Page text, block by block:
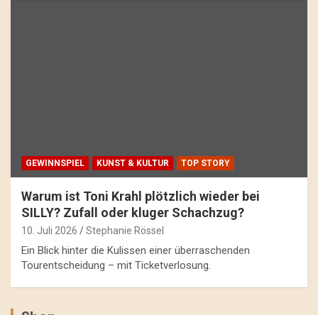
GEWINNSPIEL KUNST & KULTUR TOP STORY
Warum ist Toni Krahl plötzlich wieder bei
SILLY? Zufall oder kluger Schachzug?
10. Juli 2026 Stephanie Rössel
Ein Blick hinter die Kulissen einer überraschenden
Tourentscheidung – mit Ticketverlosung.